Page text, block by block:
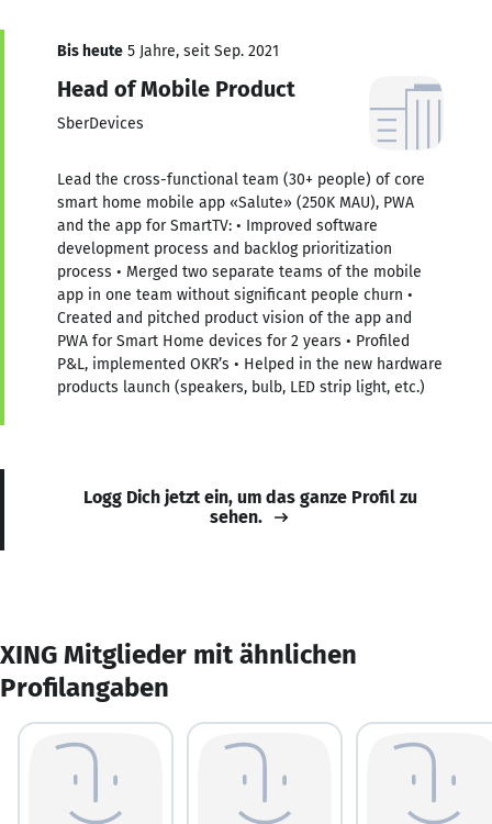
Bis heute 5 Jahre, seit Sep. 2021
Head of Mobile Product
SberDevices
Lead the cross-functional team (30+ people) of core
smart home mobile app «Salute» (250K MAU), PWA
and the app for SmartTV: • Improved software
development process and backlog prioritization
process • Merged two separate teams of the mobile
app in one team without significant people churn •
Created and pitched product vision of the app and
PWA for Smart Home devices for 2 years • Profiled
P&L, implemented OKR’s • Helped in the new hardware
products launch (speakers, bulb, LED strip light, etc.)
Logg Dich jetzt ein, um das ganze Profil zu
sehen.
XING Mitglieder mit ähnlichen
Profilangaben